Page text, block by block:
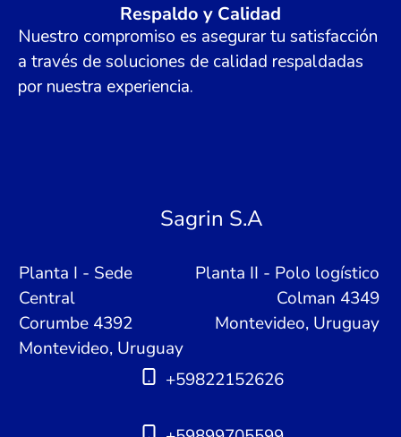
Respaldo y Calidad
Nuestro compromiso es asegurar tu satisfacción
a través de soluciones de calidad respaldadas
por nuestra experiencia.
Sagrin S.A
Planta I - Sede
Central
Corumbe 4392
Montevideo, Uruguay
Planta II - Polo logístico
Colman 4349
Montevideo, Uruguay
+59822152626